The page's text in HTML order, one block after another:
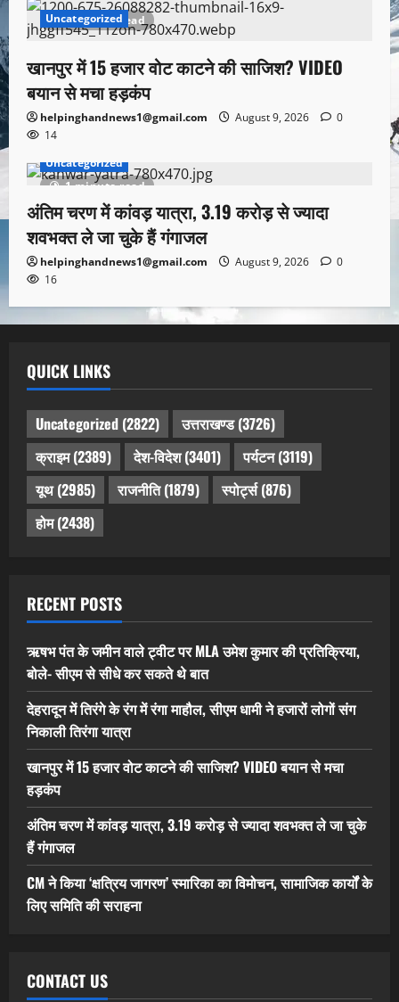
1 minute read
Uncategorized
खानपुर में 15 हजार वोट काटने की साजिश? VIDEO
बयान से मचा हड़कंप
helpinghandnews1@gmail.com August 9, 2026
0
14
1 minute read
Uncategorized
अंतिम चरण में कांवड़ यात्रा, 3.19 करोड़ से ज्यादा
शवभक्त ले जा चुके हैं गंगाजल
helpinghandnews1@gmail.com August 9, 2026
0
16
QUICK LINKS
Uncategorized (2822) उत्तराखण्ड(3726)
क्राइम(2389) देश-विदेश(3401) पर्यटन(3119)
यूथ(2985) राजनीति(1879) स्पोर्ट्स(876)
होम(2438)
RECENT POSTS
ऋषभ पंत के जमीन वाले ट्वीट पर MLA उमेश कुमार की प्रतिक्रिया,
बोले- सीएम से सीधे कर सकते थे बात
देहरादून में तिरंगे के रंग में रंगा माहौल, सीएम धामी ने हजारों लोगों संग
निकाली तिरंगा यात्रा
खानपुर में 15 हजार वोट काटने की साजिश? VIDEO बयान से मचा
हड़कंप
अंतिम चरण में कांवड़ यात्रा, 3.19 करोड़ से ज्यादा शवभक्त ले जा चुके
हैं गंगाजल
CM ने किया ‘क्षत्रिय जागरण’ स्मारिका का विमोचन, सामाजिक कार्यों के
लिए समिति की सराहना
CONTACT US